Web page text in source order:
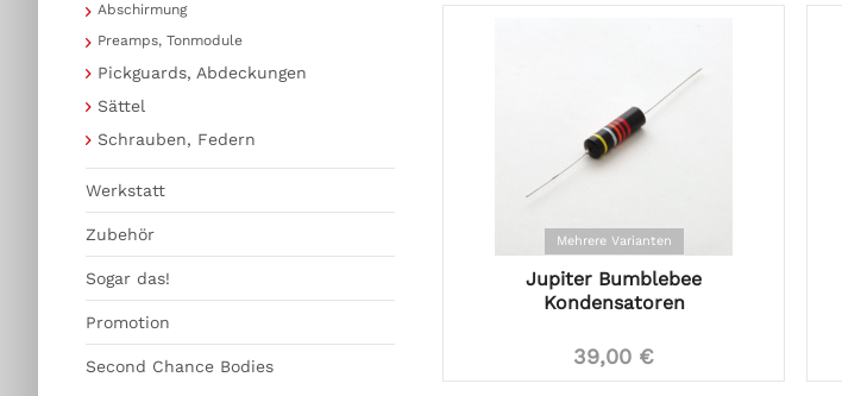
Abschirmung
Preamps, Tonmodule
Pickguards, Abdeckungen
Sättel
Schrauben, Federn
Werkstatt
Zubehör
Sogar das!
Promotion
Second Chance Bodies
Mehrere Varianten
Jupiter Bumblebee
Kondensatoren
39,00 €